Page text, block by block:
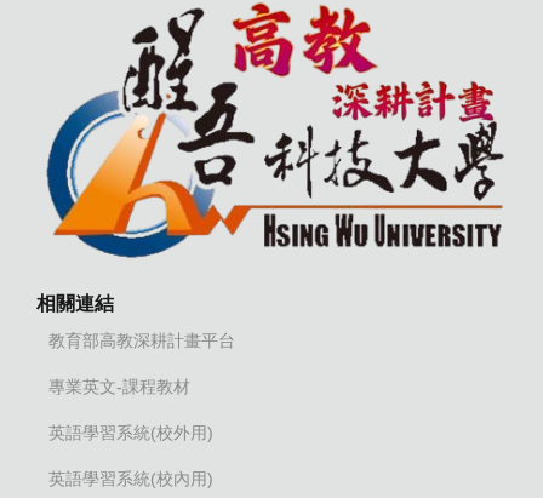
相關連結
教育部高教深耕計畫平台
專業英文-課程教材
英語學習系統(校外用)
英語學習系統(校內用)